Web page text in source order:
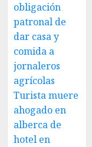
obligación
patronal de
dar casa y
comida a
jornaleros
agrícolas
Turista muere
ahogado en
alberca de
hotel en